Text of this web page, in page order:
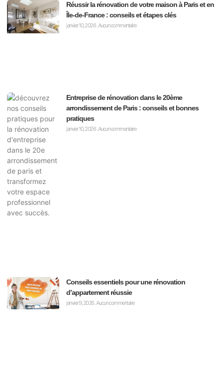
Réussir la rénovation de votre maison à Paris et en
Île-de-France : conseils et étapes clés
janvier 10, 2026Aucun commentaire
Entreprise de rénovation dans le 20ème
arrondissement de Paris : conseils et bonnes
pratiques
janvier 10, 2026Aucun commentaire
Conseils essentiels pour une rénovation
d’appartement réussie
janvier 9, 2026Aucun commentaire